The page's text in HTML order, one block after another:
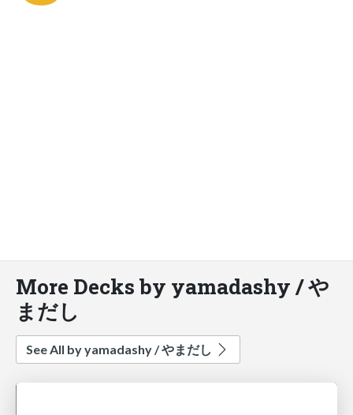
More Decks by yamadashy / や
まだし
See All by yamadashy / やまだし